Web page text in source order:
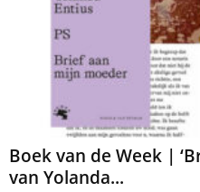
Boek van de Week |
van Yolanda...